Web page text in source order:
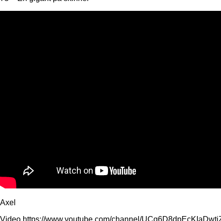
Axel
Video https://www.youtube.com/channel/